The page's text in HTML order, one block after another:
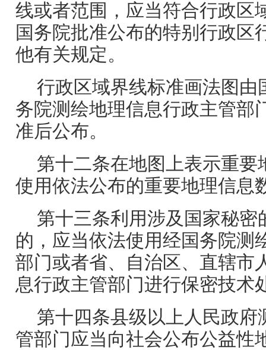
线或者范围，应当符合行政区
国务院批准公布的特别行政区
他有关规定。
行政区域界线标准画法图由
务院测绘地理信息行政主管部
准后公布。
第十二条在地图上表示重要
使用依法公布的重要地理信息
第十三条利用涉及国家秘密
的，应当依法使用经国务院测
部门或者省、自治区、直辖市
息行政主管部门进行保密技术
第十四条县级以上人民政府
管部门应当向社会公布公益性